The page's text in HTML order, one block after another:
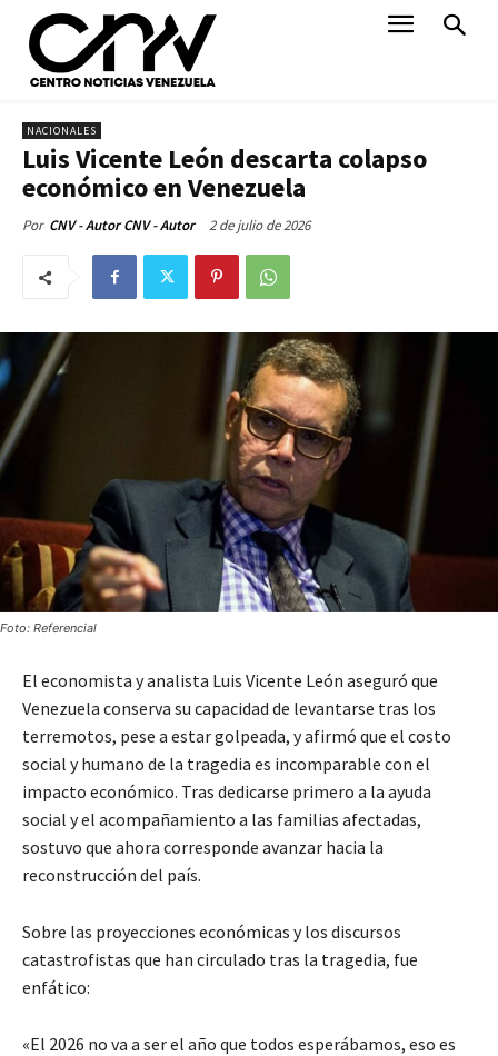
NACIONALES
Luis Vicente León descarta colapso
económico en Venezuela
Por CNV - Autor CNV - Autor 2 de julio de 2026
Foto: Referencial
El economista y analista Luis Vicente León aseguró que
Venezuela conserva su capacidad de levantarse tras los
terremotos, pese a estar golpeada, y afirmó que el costo
social y humano de la tragedia es incomparable con el
impacto económico. Tras dedicarse primero a la ayuda
social y el acompañamiento a las familias afectadas,
sostuvo que ahora corresponde avanzar hacia la
reconstrucción del país.
Sobre las proyecciones económicas y los discursos
catastrofistas que han circulado tras la tragedia, fue
enfático:
«El 2026 no va a ser el año que todos esperábamos, eso es